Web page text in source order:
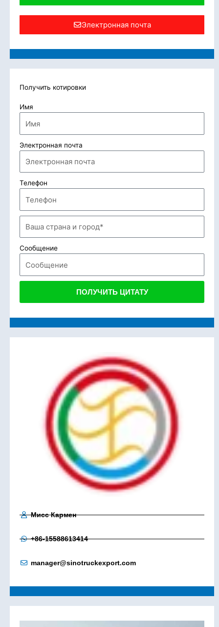
Электронная почта
Получить котировки
Имя
Электронная почта
Телефон
Сообщение
ПОЛУЧИТЬ ЦИТАТУ
Мисс Кармен
+86-15588613414
manager@sinotruckexport.com